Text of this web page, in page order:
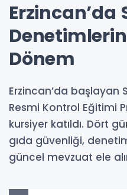
Erzincan’da
Dönem
Erzincan’da başlayan
Resmi Kontrol Eğitimi
kursiyer katıldı. Dört
gıda güvenliği,
güncel mevzuat ele